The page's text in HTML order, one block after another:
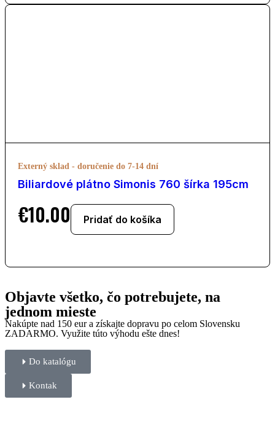
Externý sklad - doručenie do 7-14 dní
Biliardové plátno Simonis 760 šírka 195cm
€10.00 Pridať do košíka
Objavte všetko, čo potrebujete, na
jednom mieste
Nakúpte nad 150 eur a získajte dopravu po celom Slovensku
ZADARMO. Využite túto výhodu ešte dnes!
Do katalógu
Kontak